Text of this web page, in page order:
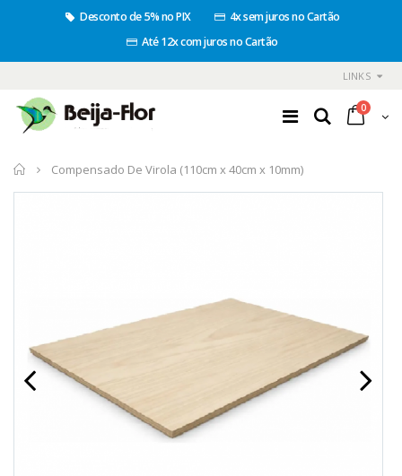
Desconto de 5% no PIX
4x sem juros no Cartão
Até 12x com juros no Cartão
LINKS
0
Início
Compensado De Virola (110cm x 40cm x 10mm)